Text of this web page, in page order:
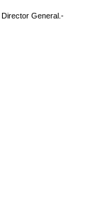
Director General.-